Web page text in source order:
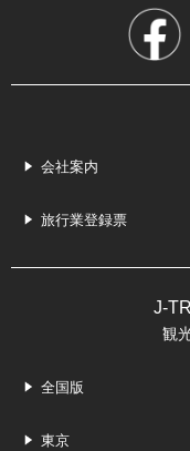
会社案内
旅行業登録票
J-
観
全国版
東京